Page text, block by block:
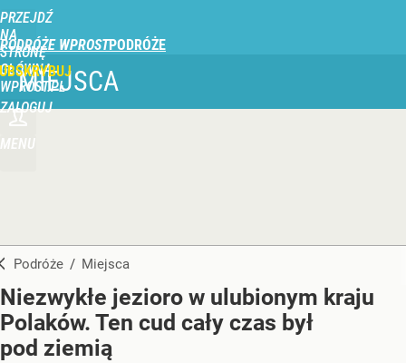
PRZEJDŹ
NA
STRONĘ
GŁÓWNĄ
WPROST.PL
PODRÓŻE WPROST
ZALOGUJ
MENU
MIEJSCA
Podróże / Miejsca
Niezwykłe jezioro w ulubionym kraju
Polaków. Ten cud cały czas był
pod ziemią